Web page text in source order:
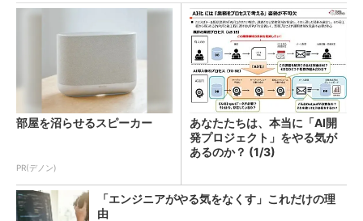
部屋を沼らせるスピーカー
PR(デノン)
あなたたちは、本当に「AI開
発プロジェクト」をやる気が
あるのか？ (1/3)
「エンジニアがやる気をなくす」これだけの理
由